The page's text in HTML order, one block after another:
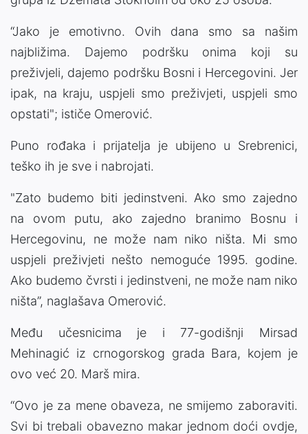
“Jako je emotivno. Ovih dana smo sa našim
najbližima. Dajemo podršku onima koji su
preživjeli, dajemo podršku Bosni i Hercegovini. Jer
ipak, na kraju, uspjeli smo preživjeti, uspjeli smo
opstati"; ističe Omerović.
Puno rođaka i prijatelja je ubijeno u Srebrenici,
teško ih je sve i nabrojati.
"Zato budemo biti jedinstveni. Ako smo zajedno
na ovom putu, ako zajedno branimo Bosnu i
Hercegovinu, ne može nam niko ništa. Mi smo
uspjeli preživjeti nešto nemoguće 1995. godine.
Ako budemo čvrsti i jedinstveni, ne može nam niko
ništa”, naglašava Omerović.
Među učesnicima je i 77-godišnji Mirsad
Mehinagić iz crnogorskog grada Bara, kojem je
ovo već 20. Marš mira.
“Ovo je za mene obaveza, ne smijemo zaboraviti.
Svi bi trebali obavezno makar jednom doći ovdje,